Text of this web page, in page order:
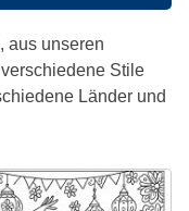
aus unseren
Stile
Länder und